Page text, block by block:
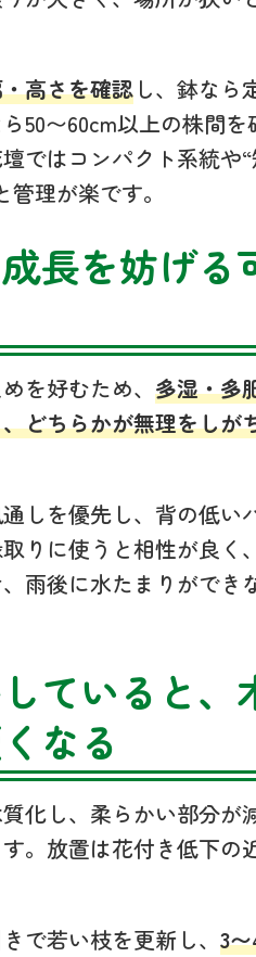
高さを確認 し、鉢なら
50〜60cm以上の株間を
ではコンパクト系統や
理が楽です。
長を妨げる
を好むため、 多湿・多
どちらかが無理をしが
しを優先し、背の低い
りに使うと相性が良く
雨後に水たまりができ
ていると、
なる
化し、柔らかい部分が
。放置は花付き低下の
で若い枝を更新し、 3